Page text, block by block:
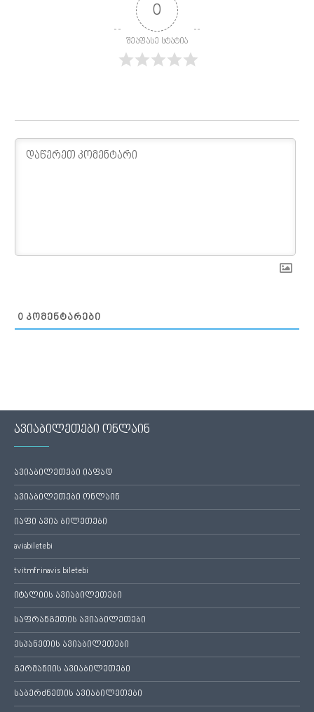
0
შეაფასე სტატია
0 ᲙᲝᲛᲔᲜᲢᲐᲠᲔᲑᲘ
ავიაბილეთები ონლაინ
ავიაბილეთები იაფად
ავიაბილეთები ონლაინ
იაფი ავია ბილეთები
aviabiletebi
tvitmfrinavis biletebi
იტალიის ავიაბილეთები
საფრანგეთის ავიაბილეთები
ესპანეთის ავიაბილეთები
გერმანიის ავიაბილეთები
საბერძნეთის ავიაბილეთები